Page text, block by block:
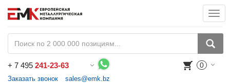
+ 7 495 241-23-63
Заказать звонок sales@emk.bz
0